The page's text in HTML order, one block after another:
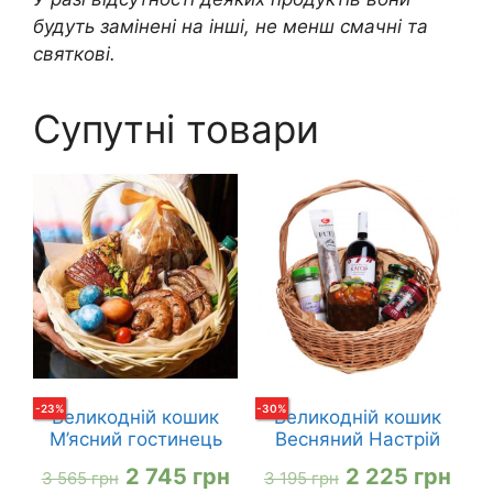
будуть замінені на інші, не менш смачні та
святкові.
Супутні товари
-23%
Великодній кошик
М’ясний гостинець
3 565грн Оригінальна
2 745 грнПоточна
-30%
Великодній кошик
Весняний Настрій
3 195грн Оригінальна
2 225 грн